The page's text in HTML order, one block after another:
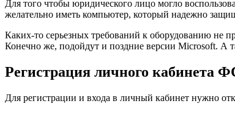
Для того чтобы юридического лицо могло
желательно иметь компьютер, который надежно
Каких-то серьезных требований к оборудованию не
Конечно же, подойдут и поздние версии Microsoft. А
Регистрация личного кабинета
Для регистрации и входа в личный кабинет нужно